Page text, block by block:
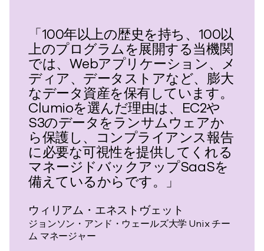
「100年以上の歴史を持ち、100以
上のプログラムを展開する当機関
では、Webアプリケーション、メ
ディア、データストアなど、膨大
なデータ資産を保有しています。
Clumioを選んだ理由は、EC2や
S3のデータをランサムウェアか
ら保護し、コンプライアンス報告
に必要な可視性を提供してくれる
マネージドバックアップSaaSを
備えているからです。」
ウィリアム・エネストヴェット
ジョンソン・アンド・ウェールズ大学 Unix チー
ム マネージャー